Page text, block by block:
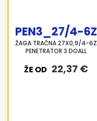
PEN3_27/4-6Z
ŽAGA TRAČNA 27X0,9/4-6Z
PENETRATOR 3 DOALL
ŽE OD 22,37 €